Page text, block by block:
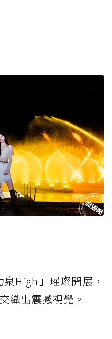
High」璀璨開展，
織出震撼視覺。